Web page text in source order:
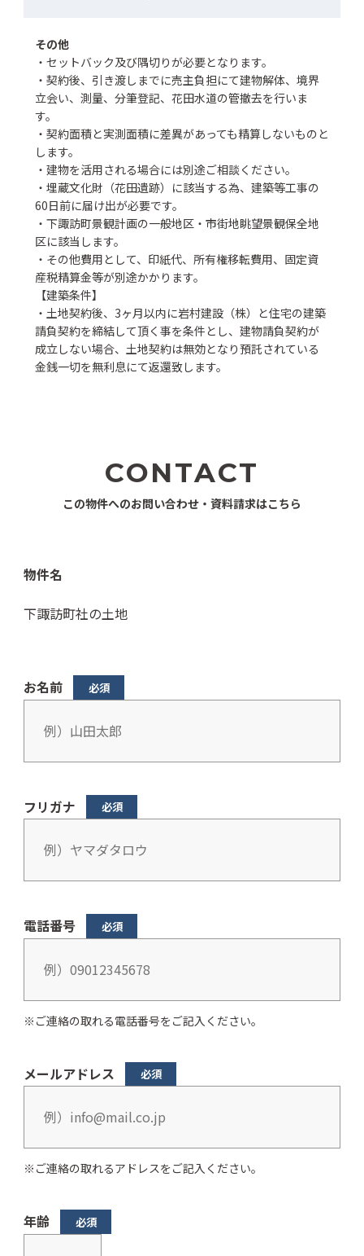
その他
・セットバック及び隅切りが必要となります。
・契約後、引き渡しまでに売主負担にて建物解体、境界
立会い、測量、分筆登記、花田水道の管撤去を行いま
す。
・契約面積と実測面積に差異があっても精算しないものと
します。
・建物を活用される場合には別途ご相談ください。
・埋蔵文化財（花田遺跡）に該当する為、建築等工事の
60日前に届け出が必要です。
・下諏訪町景観計画の一般地区・市街地眺望景観保全地
区に該当します。
・その他費用として、印紙代、所有権移転費用、固定資
産税精算金等が別途かかります。
【建築条件】
・土地契約後、3ヶ月以内に岩村建設（株）と住宅の建築
請負契約を締結して頂く事を条件とし、建物請負契約が
成立しない場合、土地契約は無効となり預託されている
金銭一切を無利息にて返還致します。
CONTACT
この物件へのお問い合わせ・資料請求はこちら
物件名
下諏訪町社の土地
お名前
フリガナ
電話番号
ご連絡の取れる電話番号をご記入ください。
メールアドレス
ご連絡の取れるアドレスをご記入ください。
年齢